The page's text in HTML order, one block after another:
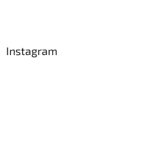
Instagram